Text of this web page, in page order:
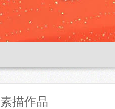
素描作品